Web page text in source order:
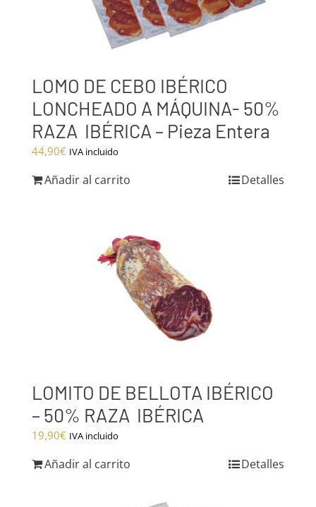
LOMO DE CEBO IBÉRICO
LONCHEADO A MÁQUINA- 50%
RAZA IBÉRICA – Pieza Entera
44,90€ IVA incluido
Añadir al carrito Detalles
LOMITO DE BELLOTA IBÉRICO
– 50% RAZA IBÉRICA
19,90€ IVA incluido
Añadir al carrito Detalles